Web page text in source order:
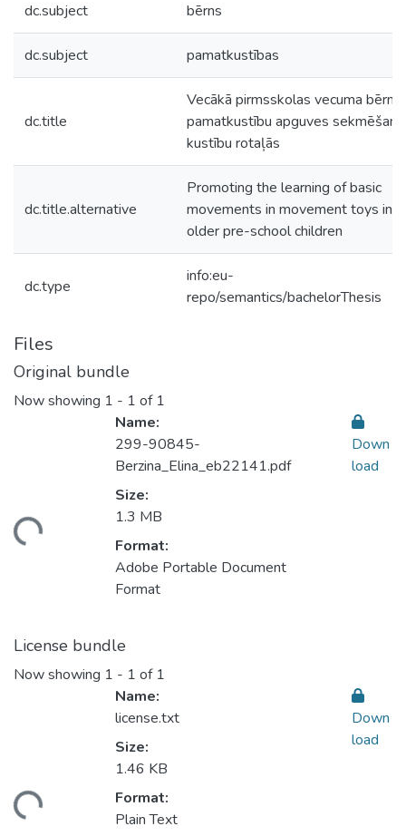
dc.subject bērns
dc.subject pamatkustības
dc.title
Vecākā pirmsskolas vecuma bērnu
pamatkustību apguves sekmēšana
kustību rotaļās
dc.title.alternative
Promoting the learning of basic
movements in movement toys in
older pre-school children
dc.type
info:eu-
repo/semantics/bachelorThesis
Files
Original bundle
Now showing 1 - 1 of 1
Name:
299-90845-
Berzina_Elina_eb22141.pdf
Size:
1.3 MB
Format:
Adobe Portable Document
Format
Down
load
License bundle
Now showing 1 - 1 of 1
Name:
license.txt
Size:
1.46 KB
Format:
Plain Text
Down
load